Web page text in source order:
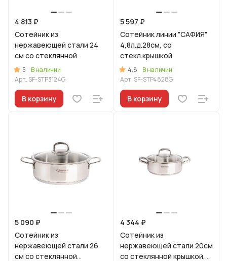
4 813 ₽
Сотейник из
нержавеющей стали 24
см со стеклянной
крышкой, линия "Сафия"
5
В наличии
Арт. SF-STP3124G
В корзину
5 597 ₽
Сотейник линии "САФИЯ"
4,8л.д.28см, со
стекл.крышкой
4.8
В наличии
Арт. SF-STP4828G
В корзину
5 090 ₽
Сотейник из
нержавеющей стали 26
см со стеклянной
4 344 ₽
Сотейник из
нержавеющей стали 20см
со стеклянной крышкой,